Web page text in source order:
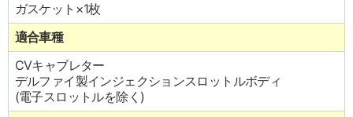
ガスケット×1枚
適合車種
CVキャブレター
デルファイ製インジェクションスロットルボディ
(電子スロットルを除く)